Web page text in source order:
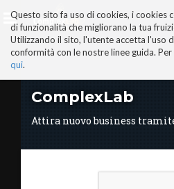
PERCHÉ COMPLEXLAB
ADVISORY BOARD
Questo sito fa uso di cookies, i cookies
di funzionalità che migliorano la tua
Utilizzando il sito, l'utente accetta l'uso
conformità con le nostre linee guida.
qui.
ComplexLab
Attira nuovo business